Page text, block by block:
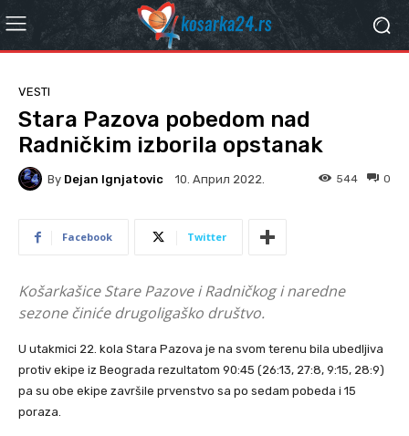
VESTI
Stara Pazova pobedom nad
Radničkim izborila opstanak
By Dejan Ignjatovic 10. Април 2022. 0
544
Facebook Twitter
Košarkašice Stare Pazove i Radničkog i naredne
sezone činiće drugoligaško društvo.
U utakmici 22. kola Stara Pazova je na svom terenu bila ubedljiva
protiv ekipe iz Beograda rezultatom 90:45 (26:13, 27:8, 9:15, 28:9)
pa su obe ekipe završile prvenstvo sa po sedam pobeda i 15
poraza.